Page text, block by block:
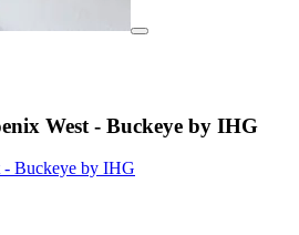
West - Buckeye by IHG
- Buckeye by IHG